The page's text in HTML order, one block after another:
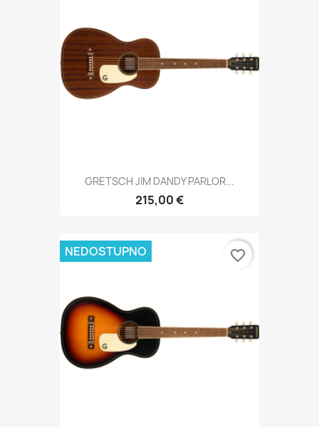
GRETSCH JIM DANDY PARLOR...
215,00 €
NEDOSTUPNO favorite_border